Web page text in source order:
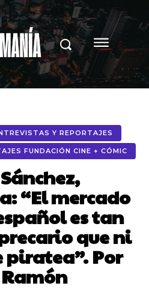
Y REPORTAJES
FUNDACIÓN CINE + CÓMIC
“El mercado
es tan
que ni
piratea”. Por